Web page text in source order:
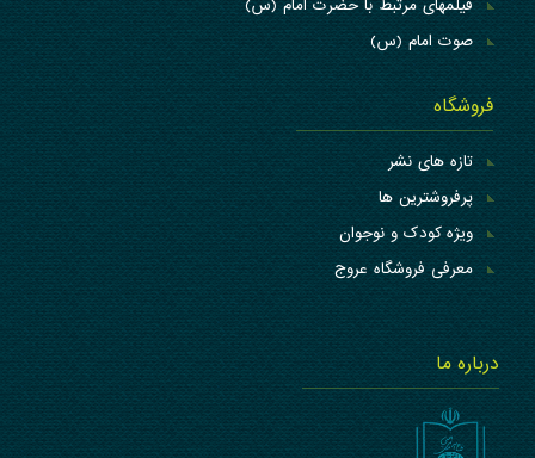
فیلمهای مرتبط با حضرت امام (س)
صوت امام (س)
فروشگاه
تازه های نشر
پرفروشترین ها
ویژه کودک و نوجوان
معرفی فروشگاه عروج
درباره ما